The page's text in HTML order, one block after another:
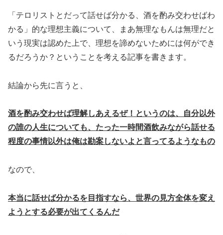
「テロリストとだって話せば分かる、酒を酌み交わせばわ
かる」的な理想主義について、まあ無理なもんは無理だと
いう現実は認めた上で、理想を諦めないためには何ができ
るだろうか？ということを考える記事を書きます。
結論から先に言うと、
酒を酌み交わせば理解しあえるぜ！というのは、自分以外
の誰の人生についても、たった一時間酒飲みながら話せる
程度の事情以外は俺は勘案しないよと言ってるようなもの
なので、
本当に話せば分かるを目指すなら、世界の見方全体を変え
ようとする必要が出てくるんだ